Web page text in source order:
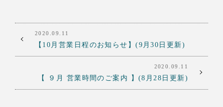
2020.09.11
【10月営業日程のお知らせ】(9月30日更新)
2020.09.11
【 ９月 営業時間のご案内 】(8月28日更新)